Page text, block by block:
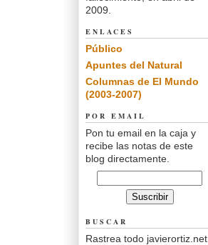
2009.
ENLACES
Público
Apuntes del Natural
Columnas de El Mundo
(2003-2007)
POR EMAIL
Pon tu email en la caja y
recibe las notas de este
blog directamente.
BUSCAR
Rastrea todo javierortiz.net